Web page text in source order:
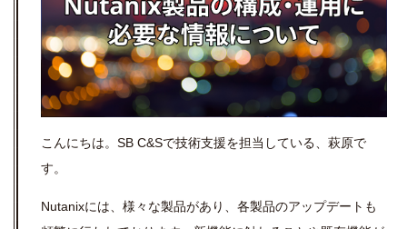
こんにちは。SB C&Sで技術支援を担当している、萩原で
す。
Nutanixには、様々な製品があり、各製品のアップデートも